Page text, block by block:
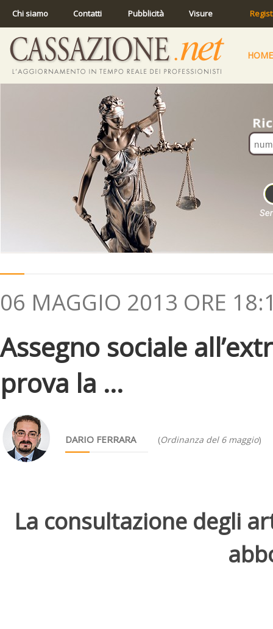
Chi siamo Contatti Pubblicità Visure
HOME
06 MAGGIO 2013 ORE
Assegno sociale
prova la ...
DARIO FERRARA (Ordinanza del 6 maggio)
La consultazione degli